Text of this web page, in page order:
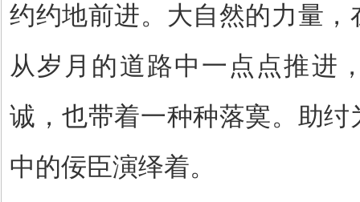
约约地前进。大自然的力量
从岁月的道路中一点点推进
诚，也带着一种种落寞。助
中的佞臣演绎着。